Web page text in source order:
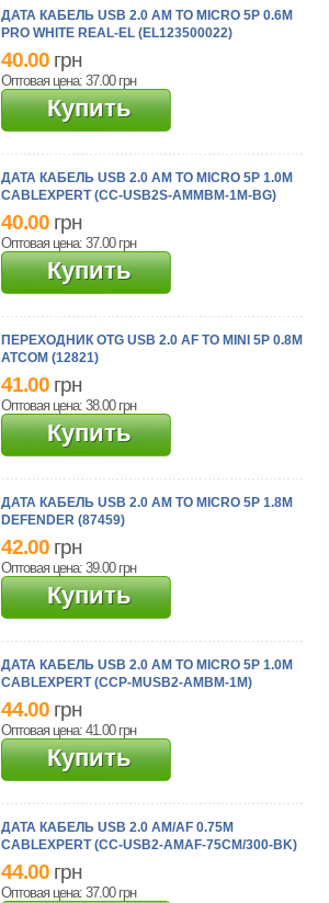
ДАТА КАБЕЛЬ USB 2.0 AM TO MICRO 5P 0.6M
PRO WHITE REAL-EL (EL123500022)
40.00 грн
Оптовая цена: 37.00 грн
Купить
ДАТА КАБЕЛЬ USB 2.0 AM TO MICRO 5P 1.0M
CABLEXPERT (CC-USB2S-AMMBM-1M-BG)
40.00 грн
Оптовая цена: 37.00 грн
Купить
ПЕРЕХОДНИК OTG USB 2.0 AF TO MINI 5P 0.8M
ATCOM (12821)
41.00 грн
Оптовая цена: 38.00 грн
Купить
ДАТА КАБЕЛЬ USB 2.0 AM TO MICRO 5P 1.8M
DEFENDER (87459)
42.00 грн
Оптовая цена: 39.00 грн
Купить
ДАТА КАБЕЛЬ USB 2.0 AM TO MICRO 5P 1.0M
CABLEXPERT (CCP-MUSB2-AMBM-1M)
44.00 грн
Оптовая цена: 41.00 грн
Купить
ДАТА КАБЕЛЬ USB 2.0 AM/AF 0.75M
CABLEXPERT (CC-USB2-AMAF-75CM/300-BK)
44.00 грн
Оптовая цена: 37.00 грн